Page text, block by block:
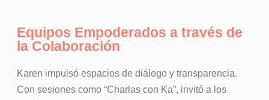
Equipos Empoderados a través de
la Colaboración
Karen impulsó espacios de diálogo y transparencia.
Con sesiones como “Charlas con Ka”, invitó a los